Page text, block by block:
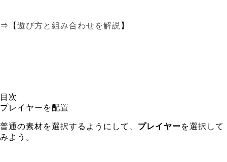
⇒【 遊び方と組み合わせを解説 】
目次
プレイヤーを配置
普通の素材を選択するようにして、 プレイヤーを選択して
みよう。